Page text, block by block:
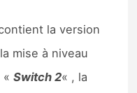
la version
mise à niveau
«Switch 2« , la